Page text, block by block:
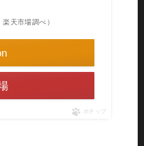
天市場調べ）
ポチップ